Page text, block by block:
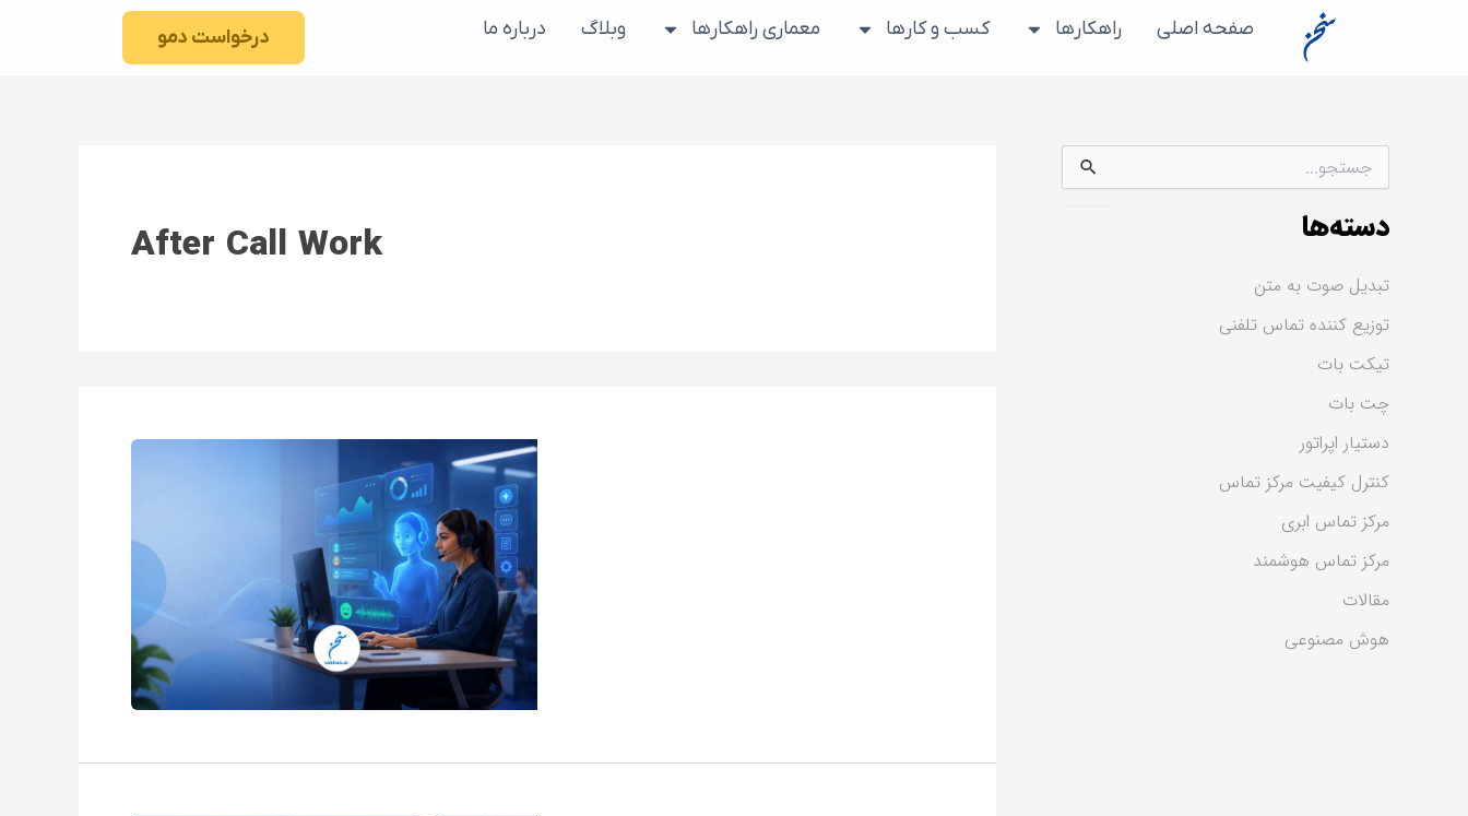
صفحه اصلی راهکارها کسب و کارها معماری راهکارها وبلاگ درباره ما درخواست دمو
س
ج
ب
ر
ا
ی
:
دسته‌ها
تبدیل صوت به متن
توزیع کننده تماس تلفنی
تیکت بات
چت بات
دستیار اپراتور
کنترل کیفیت مرکز تماس
مرکز تماس ابری
مرکز تماس هوشمند
مقالات
هوش مصنوعی
After Call Work